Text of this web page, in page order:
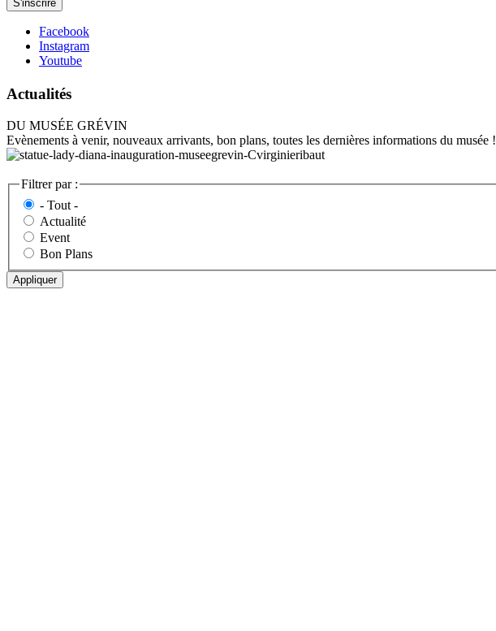
Facebook
Instagram
Youtube
Actualités
DU MUSÉE GRÉVIN
Evènements à venir, nouveaux arrivants, bon plans, toutes les dernières informations du musée !
Filtrer par :
- Tout -
Actualité
Event
Bon Plans